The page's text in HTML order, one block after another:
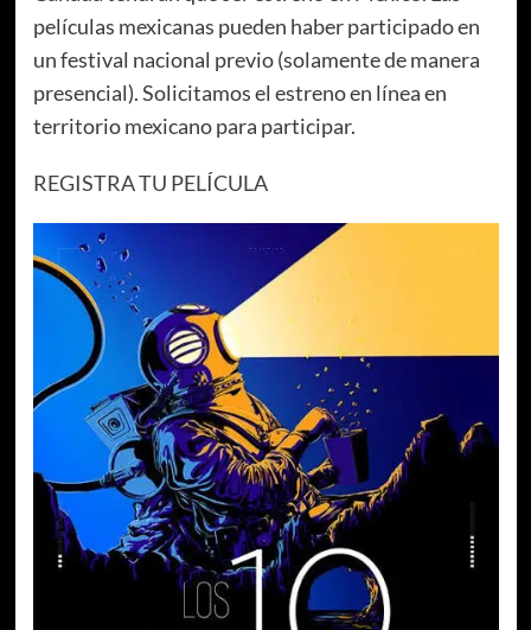
películas mexicanas pueden haber participado en
un festival nacional previo (solamente de manera
presencial). Solicitamos el estreno en línea en
territorio mexicano para participar.
REGISTRA TU PELÍCULA